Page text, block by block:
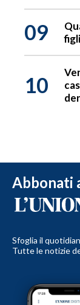
09
10
Abbonati
Sfoglia il
Tutte le notizie